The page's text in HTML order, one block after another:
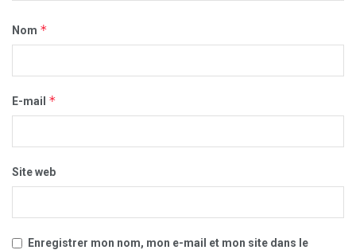
Nom *
E-mail *
Site web
Enregistrer mon nom, mon e-mail et mon site dans le